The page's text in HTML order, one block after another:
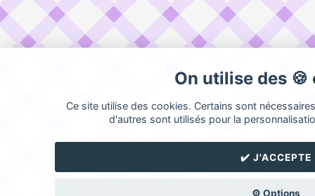
On utilise des 🍪
Ce site utilise des cookies. Certains sont
d'autres sont utilisés pour la
✔️ J'ACCEPTE
⚙️ Options